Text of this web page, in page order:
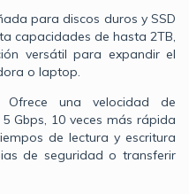
para discos duros y SSD
capacidades de hasta 2TB,
versátil para expandir el
o laptop.
:Ofrece una velocidad de
Gbps, 10 veces más rápida
de lectura y escritura
de seguridad o transferir